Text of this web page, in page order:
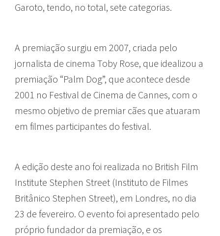
Garoto, tendo, no total, sete categorias.
A premiação surgiu em 2007, criada pelo
jornalista de cinema Toby Rose, que idealizou a
premiação “Palm Dog”, que acontece desde
2001 no Festival de Cinema de Cannes, com o
mesmo objetivo de premiar cães que atuaram
em filmes participantes do festival.
A edição deste ano foi realizada no British Film
Institute Stephen Street (Instituto de Filmes
Britânico Stephen Street), em Londres, no dia
23 de fevereiro. O evento foi apresentado pelo
próprio fundador da premiação, e os